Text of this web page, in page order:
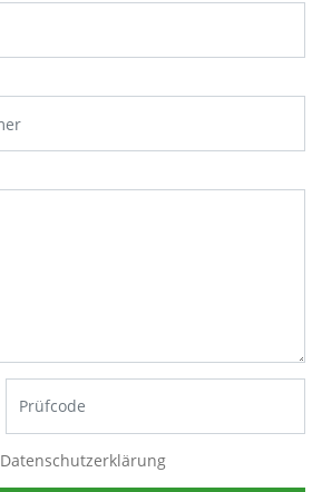
Datenschutzerklärung